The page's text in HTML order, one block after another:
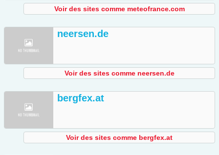
Voir des sites comme meteofrance.com
neersen.de
Voir des sites comme neersen.de
bergfex.at
Voir des sites comme bergfex.at